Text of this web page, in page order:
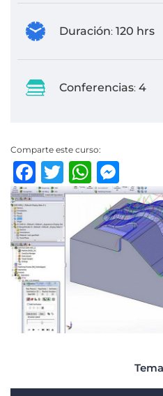
Duración: 120 hrs
Conferencias: 4
Comparte este curso:
Facebook
Twitter